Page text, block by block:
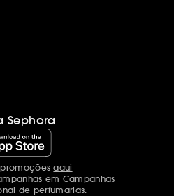
Sephora
promoçõesaqui
em Campanhas
de perfumarias.